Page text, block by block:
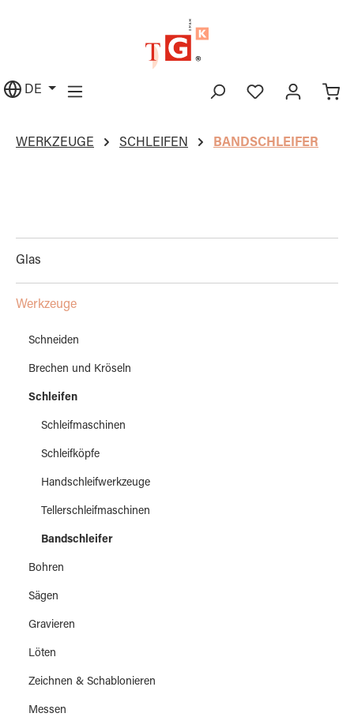
DE
WERKZEUGE SCHLEIFEN BANDSCHLEIFER
Glas
Werkzeuge
Schneiden
Brechen und Kröseln
Schleifen
Schleifmaschinen
Schleifköpfe
Handschleifwerkzeuge
Tellerschleifmaschinen
Bandschleifer
Bohren
Sägen
Gravieren
Löten
Zeichnen & Schablonieren
Messen